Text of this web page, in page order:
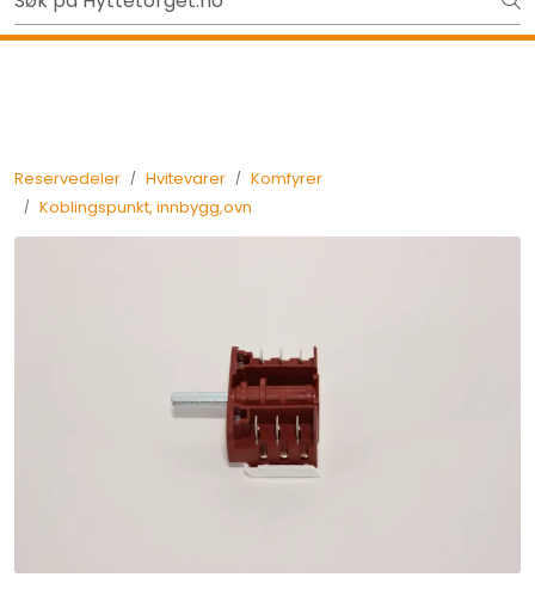
Skip to main contentUt på tur i sommer? Sjekk her først
Reservedeler Hvitevarer
Komfyrer
Koblingspunkt, innbygg,ovn
Tilbake